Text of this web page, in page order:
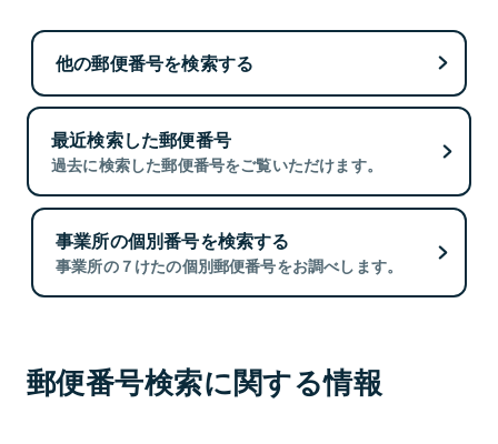
他の郵便番号を検索する
最近検索した郵便番号
過去に検索した郵便番号をご覧いただけます。
事業所の個別番号を検索する
事業所の７けたの個別郵便番号をお調べします。
郵便番号検索に関する情報